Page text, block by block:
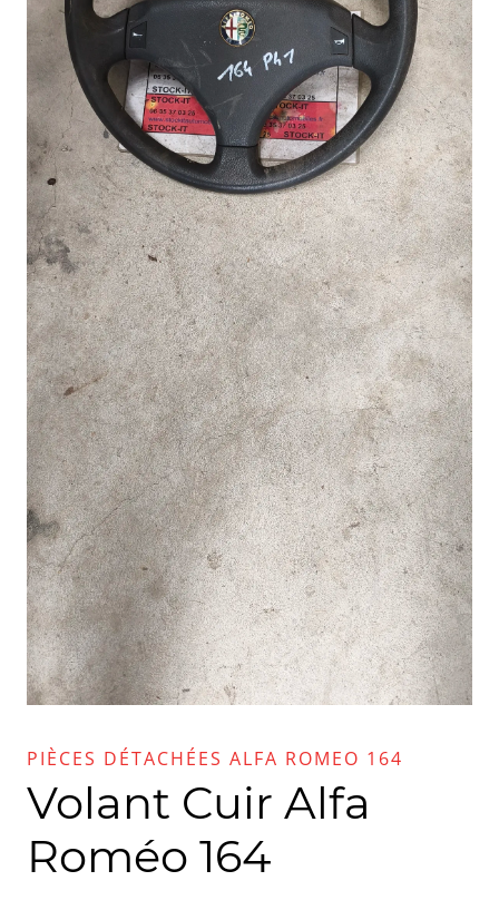
PIÈCES DÉTACHÉES ALFA ROMEO 164
Volant Cuir Alfa
Roméo 164